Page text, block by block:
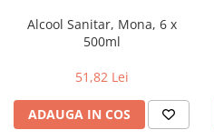
Solutie curatat covoare
Produse ingrijire incaltaminte si
accesorii
Masini curatat pardoseli
Dizolvante si tratamente pentru
Produse dezinfectante
Alcool Sanitar, Mona, 6 x
500ml
51,82 Lei
ADAUGA IN COS